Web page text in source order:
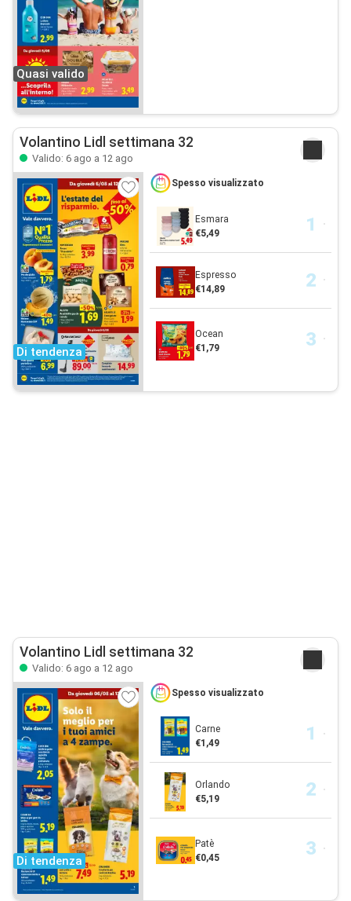
Quasi valido
Volantino Lidl settimana 32
Valido: 6 ago a 12 ago
Di tendenza
Spesso visualizzato
Esmara
€5,49
Espresso
€14,89
Ocean
€1,79
Volantino Lidl settimana 32
Valido: 6 ago a 12 ago
Di tendenza
Spesso visualizzato
Carne
€1,49
Orlando
€5,19
Patè
€0,45